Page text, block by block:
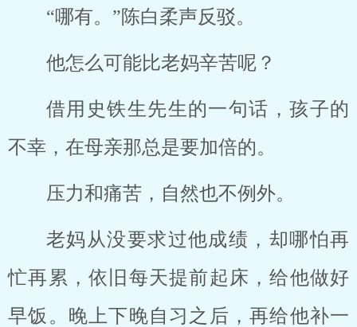
“哪有。”陈白柔声反驳。
他怎么可能比老妈辛苦呢？
借用史铁生先生的一句话，孩子的
不幸，在母亲那总是要加倍的。
压力和痛苦，自然也不例外。
老妈从没要求过他成绩，却哪怕再
忙再累，依旧每天提前起床，给他做好
早饭。晚上下晚自习之后，再给他补一